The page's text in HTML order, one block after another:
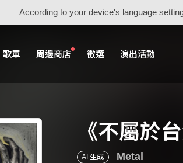
According to your device's language
歌單 周邊商店 徵選 演出活動
《不屬於
AI 生成 Metal